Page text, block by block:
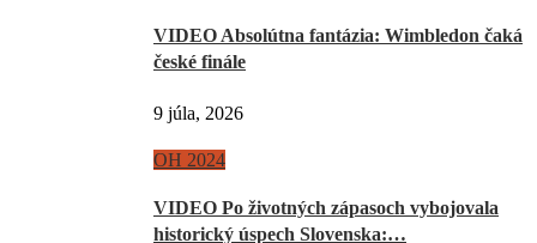
VIDEO Absolútna fantázia: Wimbledon čaká
české finále
9 júla, 2026
OH 2024
VIDEO Po životných zápasoch vybojovala
historický úspech Slovenska:…